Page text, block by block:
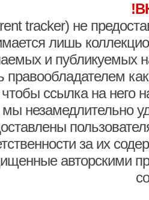
tracker) не
лишь
и публикуемых
правообладателем
ссылка на него
незамедлительно
за их
авторскими